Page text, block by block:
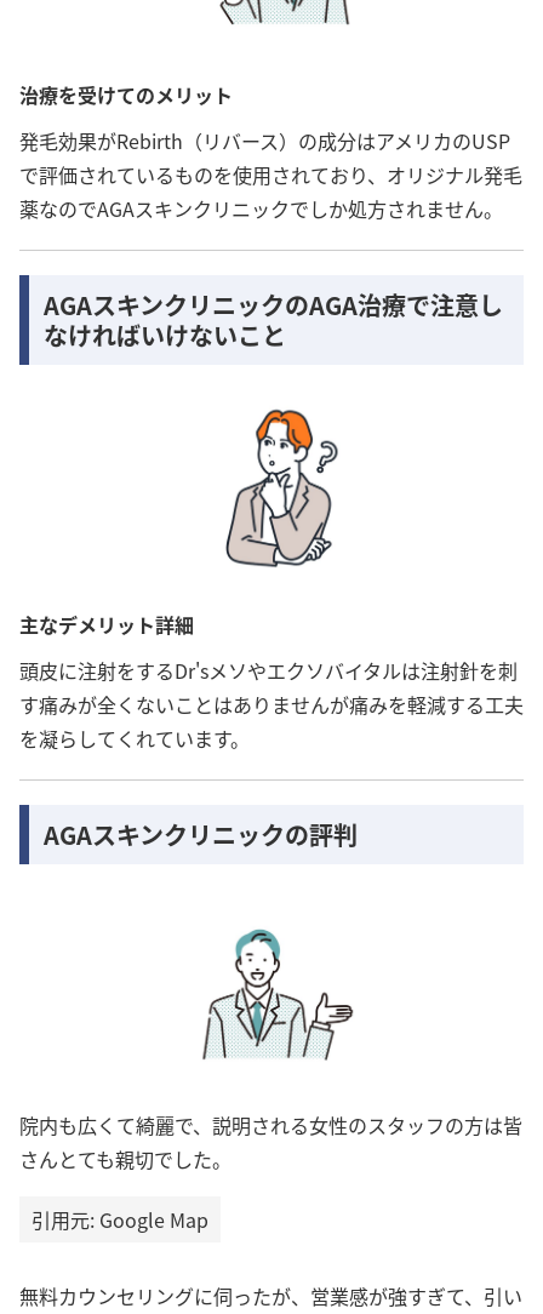
治療を受けてのメリット
発毛効果がRebirth（リバース）の成分はアメリカのUSP
で評価されているものを使用されており、オリジナル発毛
薬なのでAGAスキンクリニックでしか処方されません。
AGAスキンクリニックのAGA治療で注意し
なければいけないこと
主なデメリット詳細
頭皮に注射をするDr'sメソやエクソバイタルは注射針を刺
す痛みが全くないことはありませんが痛みを軽減する工夫
を凝らしてくれています。
AGAスキンクリニックの評判
院内も広くて綺麗で、説明される女性のスタッフの方は皆
さんとても親切でした。
引用元: Google Map
無料カウンセリングに伺ったが、営業感が強すぎて、引い